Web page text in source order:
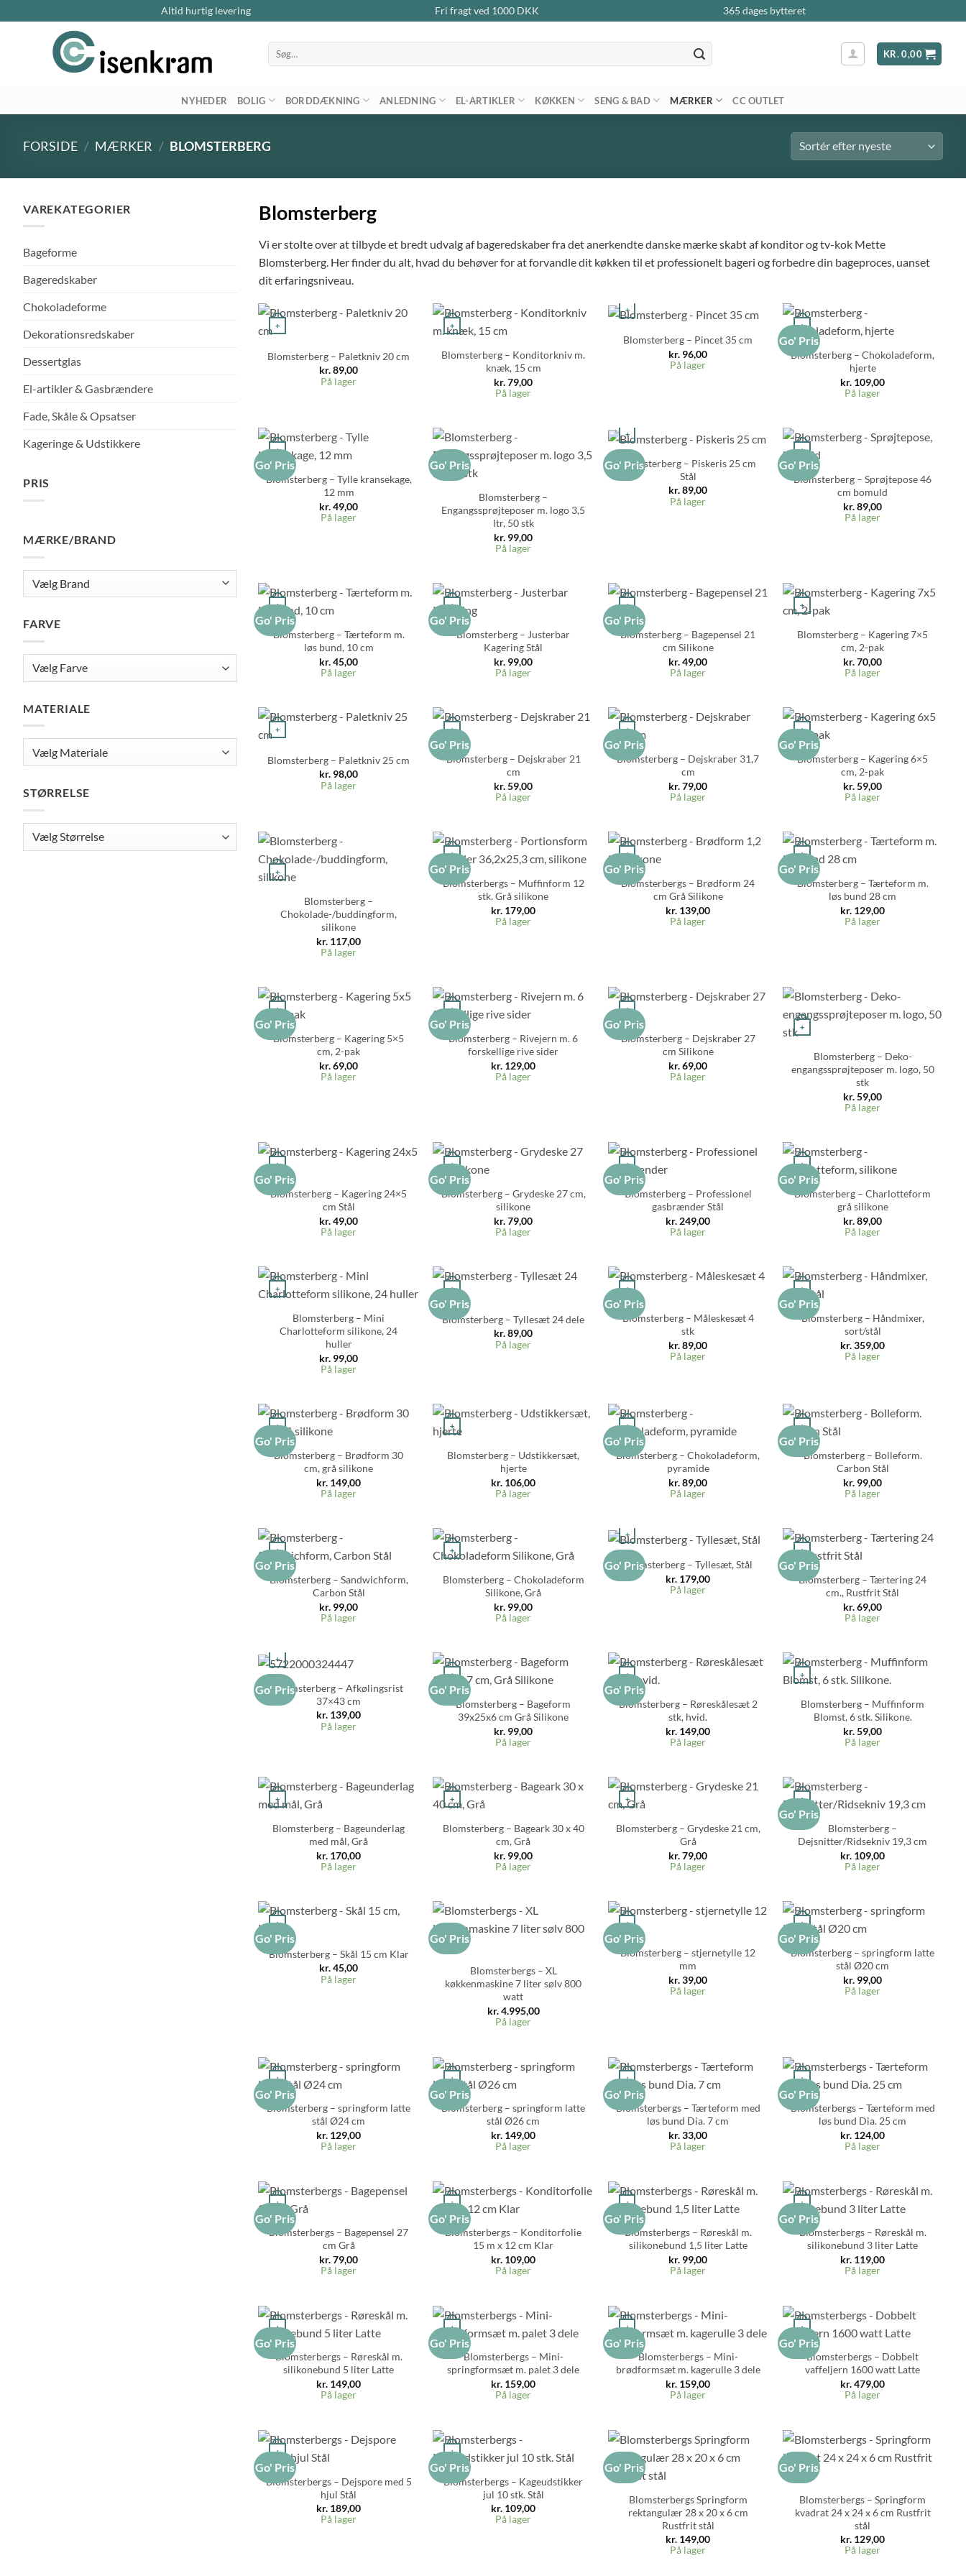
Altid hurtig levering Fri fragt ved 1000DKK 365 dages bytteret
Søg
efter:
KR.0,00
NYHEDER BOLIG BORDDÆKNING ANLEDNING EL-ARTIKLER KØKKEN SENG & BAD MÆRKER CC OUTLET
FORSIDE / MÆRKER / BLOMSTERBERG
VAREKATEGORIER
Bageforme
Bageredskaber
Chokoladeforme
Dekorationsredskaber
Dessertglas
El-artikler & Gasbrændere
Fade, Skåle & Opsatser
Kageringe & Udstikkere
PRIS
MÆRKE/BRAND
FARVE
MATERIALE
STØRRELSE
Blomsterberg
Vi er stolte over at tilbyde et bredt udvalg af bageredskaber fra det anerkendte danske mærke skabt af konditor og tv-kok Mette
Blomsterberg. Her finder du alt, hvad du behøver for at forvandle dit køkken til et professionelt bageri og forbedre din bageproces, uanset
dit erfaringsniveau.
+
Blomsterberg – Paletkniv 20 cm
kr.89,00
På lager
+
Blomsterberg – Konditorkniv m.
knæk, 15 cm
kr.79,00
På lager
+
Blomsterberg – Pincet 35 cm
kr. 96,00
På lager
Go' Pris
+
Blomsterberg – Chokoladeform,
hjerte
kr. 109,00
På lager
Go' Pris
+
Blomsterberg – Tylle kransekage,
12 mm
kr.49,00
På lager
Go' Pris
+
Blomsterberg –
Engangssprøjteposer m. logo 3,5
ltr, 50 stk
kr. 99,00
På lager
Go' Pris
+
Blomsterberg – Piskeris 25 cm
Stål
kr.89,00
På lager
Go' Pris
+
Blomsterberg – Sprøjtepose 46
cm bomuld
kr.89,00
På lager
Go' Pris
+
Blomsterberg – Tærteform m.
løs bund, 10 cm
kr.45,00
På lager
Go' Pris
+
Blomsterberg – Justerbar
Kagering Stål
kr. 99,00
På lager
Go' Pris
+
Blomsterberg – Bagepensel 21
cm Silikone
kr.49,00
På lager
+
Blomsterberg – Kagering 7×5
cm, 2-pak
kr.70,00
På lager
+
Blomsterberg – Paletkniv 25 cm
kr. 98,00
På lager
Go' Pris
+
Blomsterberg – Dejskraber 21
cm
kr.59,00
På lager
Go' Pris
+
Blomsterberg – Dejskraber 31,7
cm
kr.79,00
På lager
Go' Pris
+
Blomsterberg – Kagering 6×5
cm, 2-pak
kr.59,00
På lager
+
Blomsterberg –
Chokolade-/buddingform,
silikone
kr. 117,00
På lager
Go' Pris
+
Blomsterbergs – Muffinform 12
stk. Grå silikone
kr. 179,00
På lager
Go' Pris
+
Blomsterbergs – Brødform 24
cm Grå Silikone
kr. 139,00
På lager
Go' Pris
+
Blomsterberg – Tærteform m.
løs bund 28 cm
kr. 129,00
På lager
Go' Pris
+
Blomsterberg – Kagering 5×5
cm, 2-pak
kr.69,00
På lager
Go' Pris
+
Blomsterberg – Rivejern m. 6
forskellige rive sider
kr. 129,00
På lager
Go' Pris
+
Blomsterberg – Dejskraber 27
cm Silikone
kr.69,00
På lager
+
Blomsterberg – Deko-
engangssprøjteposer m. logo, 50
stk
kr.59,00
På lager
Go' Pris
+
Blomsterberg – Kagering 24×5
cm Stål
kr.49,00
På lager
Go' Pris
+
Blomsterberg – Grydeske 27 cm,
silikone
kr.79,00
På lager
Go' Pris
+
Blomsterberg – Professionel
gasbrænder Stål
kr. 249,00
På lager
Go' Pris
+
Blomsterberg – Charlotteform
grå silikone
kr.89,00
På lager
+
Blomsterberg – Mini
Charlotteform silikone, 24
huller
kr. 99,00
På lager
Go' Pris
+
Blomsterberg – Tyllesæt 24 dele
kr.89,00
På lager
Go' Pris
+
Blomsterberg – Måleskesæt 4
stk
kr.89,00
På lager
Go' Pris
+
Blomsterberg – Håndmixer,
sort/stål
kr.359,00
På lager
Go' Pris
+
Blomsterberg – Brødform 30
cm, grå silikone
kr. 149,00
På lager
+
Blomsterberg – Udstikkersæt,
hjerte
kr. 106,00
På lager
Go' Pris
+
Blomsterberg – Chokoladeform,
pyramide
kr.89,00
På lager
Go' Pris
+
Blomsterberg – Bolleform.
Carbon Stål
kr. 99,00
På lager
Go' Pris
+
Blomsterberg – Sandwichform,
Carbon Stål
kr. 99,00
På lager
+
Blomsterberg – Chokoladeform
Silikone, Grå
kr. 99,00
På lager
Go' Pris
+
Blomsterberg – Tyllesæt, Stål
kr. 179,00
På lager
Go' Pris
+
Blomsterberg – Tærtering 24
cm., Rustfrit Stål
kr.69,00
På lager
Go' Pris
+
Blomsterberg – Afkølingsrist
37×43 cm
kr. 139,00
På lager
Go' Pris
+
Blomsterberg – Bageform
39x25x6 cm Grå Silikone
kr. 99,00
På lager
Go' Pris
+
Blomsterberg – Røreskålesæt 2
stk, hvid.
kr. 149,00
På lager
+
Blomsterberg – Muffinform
Blomst, 6 stk. Silikone.
kr.59,00
På lager
+
Blomsterberg – Bageunderlag
med mål, Grå
kr. 170,00
På lager
+
Blomsterberg – Bageark 30 x 40
cm, Grå
kr. 99,00
På lager
+
Blomsterberg – Grydeske 21 cm,
Grå
kr.79,00
På lager
Go' Pris
+
Blomsterberg –
Dejsnitter/Ridsekniv 19,3 cm
kr. 109,00
På lager
Go' Pris
+
Blomsterberg – Skål 15 cm Klar
kr.45,00
På lager
Go' Pris
+
Blomsterbergs – XL
køkkenmaskine 7 liter sølv 800
watt
kr.4.995,00
På lager
Go' Pris
+
Blomsterberg – stjernetylle 12
mm
kr.39,00
På lager
Go' Pris
+
Blomsterberg – springform latte
stål Ø20 cm
kr. 99,00
På lager
Go' Pris
+
Blomsterberg – springform latte
stål Ø24 cm
kr. 129,00
På lager
Go' Pris
+
Blomsterberg – springform latte
stål Ø26 cm
kr. 149,00
På lager
Go' Pris
+
Blomsterbergs – Tærteform med
løs bund Dia. 7 cm
kr.33,00
På lager
Go' Pris
+
Blomsterbergs – Tærteform med
løs bund Dia. 25 cm
kr. 124,00
På lager
Go' Pris
+
Blomsterbergs – Bagepensel 27
cm Grå
kr.79,00
På lager
Go' Pris
+
Blomsterbergs – Konditorfolie
15 m x 12 cm Klar
kr. 109,00
På lager
Go' Pris
+
Blomsterbergs – Røreskål m.
silikonebund 1,5 liter Latte
kr. 99,00
På lager
Go' Pris
+
Blomsterbergs – Røreskål m.
silikonebund 3 liter Latte
kr. 119,00
På lager
Go' Pris
+
Blomsterbergs – Røreskål m.
silikonebund 5 liter Latte
kr. 149,00
På lager
Go' Pris
+
Blomsterbergs – Mini-
springformsæt m. palet 3 dele
kr. 159,00
På lager
Go' Pris
+
Blomsterbergs – Mini-
brødformsæt m. kagerulle 3 dele
kr. 159,00
På lager
Go' Pris
+
Blomsterbergs – Dobbelt
vaffeljern 1600 watt Latte
kr.479,00
På lager
Go' Pris
+
Blomsterbergs – Dejspore med 5
hjul Stål
kr. 189,00
På lager
Go' Pris
+
Blomsterbergs – Kageudstikker
jul 10 stk. Stål
kr. 109,00
På lager
Go' Pris
+
Blomsterbergs Springform
rektangulær 28 x 20 x 6 cm
Rustfrit stål
kr. 149,00
På lager
Go' Pris
+
Blomsterbergs – Springform
kvadrat 24 x 24 x 6 cm Rustfrit
stål
kr. 129,00
På lager